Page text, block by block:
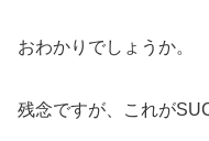
おわかりでしょうか。
残念ですが、これが